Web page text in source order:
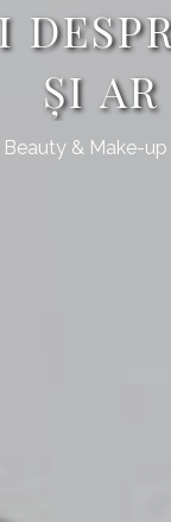
ŞI
Beauty & Make-up